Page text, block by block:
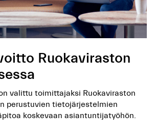
Ruokaviraston
valittu toimittajaksi Ruokaviraston
perustuvien tietojärjestelmien
koskevaan asiantuntijatyöhön.